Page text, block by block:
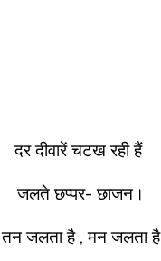
दर दीवारें चटख रही हैं
जलते छप्पर- छाजन।
तन जलता है , मन जलता है